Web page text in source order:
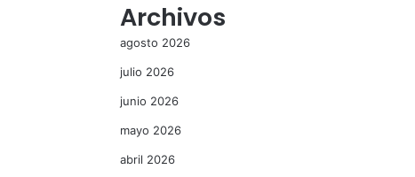
Archivos
agosto 2026
julio 2026
junio 2026
mayo 2026
abril 2026